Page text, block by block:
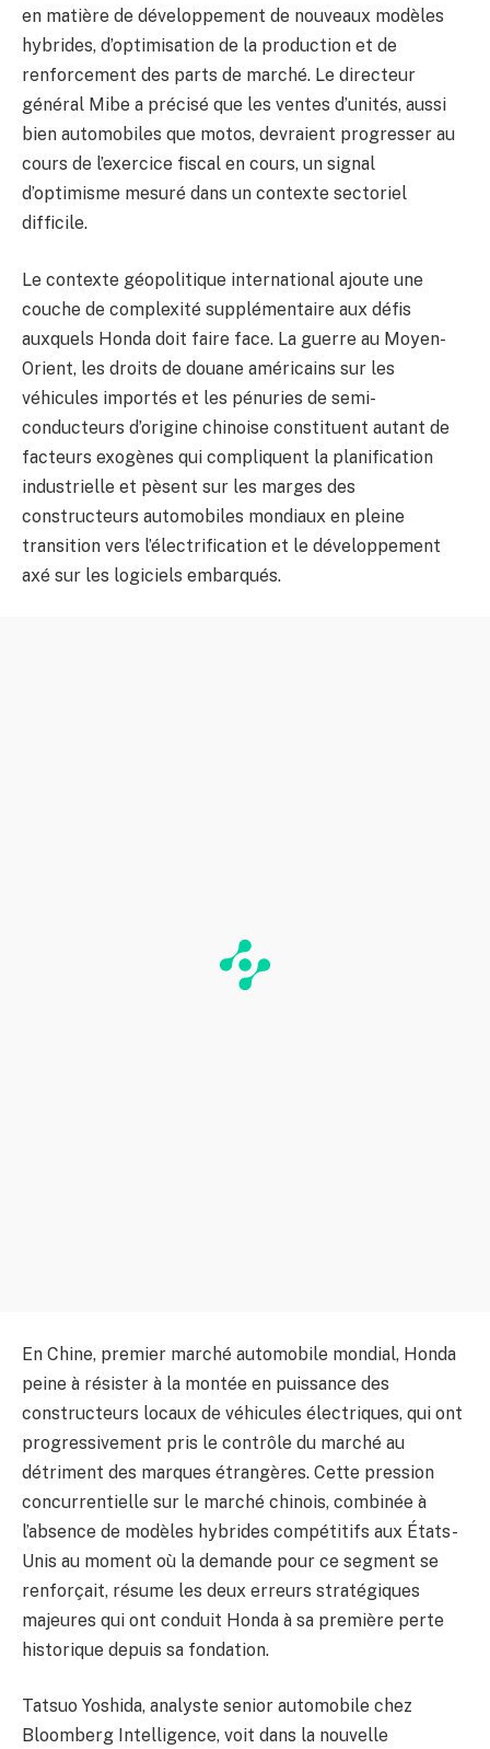
en matière de développement de nouveaux modèles
hybrides, d’optimisation de la production et de
renforcement des parts de marché. Le directeur
général Mibe a précisé que les ventes d’unités, aussi
bien automobiles que motos, devraient progresser au
cours de l’exercice fiscal en cours, un signal
d’optimisme mesuré dans un contexte sectoriel
difficile.
Le contexte géopolitique international ajoute une
couche de complexité supplémentaire aux défis
auxquels Honda doit faire face. La guerre au Moyen-
Orient, les droits de douane américains sur les
véhicules importés et les pénuries de semi-
conducteurs d’origine chinoise constituent autant de
facteurs exogènes qui compliquent la planification
industrielle et pèsent sur les marges des
constructeurs automobiles mondiaux en pleine
transition vers l’électrification et le développement
axé sur les logiciels embarqués.
En Chine, premier marché automobile mondial, Honda
peine à résister à la montée en puissance des
constructeurs locaux de véhicules électriques, qui ont
progressivement pris le contrôle du marché au
détriment des marques étrangères. Cette pression
concurrentielle sur le marché chinois, combinée à
l’absence de modèles hybrides compétitifs aux États-
Unis au moment où la demande pour ce segment se
renforçait, résume les deux erreurs stratégiques
majeures qui ont conduit Honda à sa première perte
historique depuis sa fondation.
Tatsuo Yoshida, analyste senior automobile chez
Bloomberg Intelligence, voit dans la nouvelle